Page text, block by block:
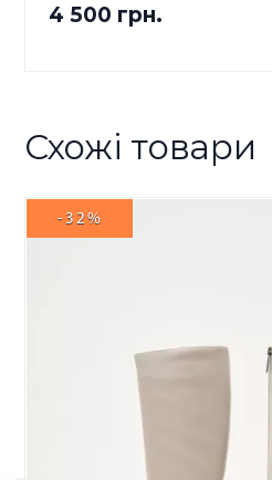
4 500 грн.
Схожі товари
-32%